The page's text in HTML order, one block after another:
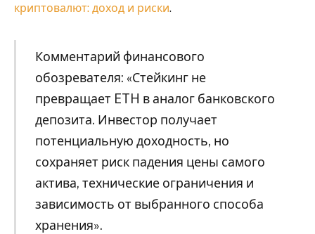
криптовалют: доход и риски.
Комментарий финансового
обозревателя: «Стейкинг не
превращает ETH в аналог банковского
депозита. Инвестор получает
потенциальную доходность, но
сохраняет риск падения цены самого
актива, технические ограничения и
зависимость от выбранного способа
хранения».